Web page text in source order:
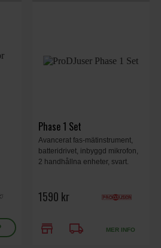
Phase 1 Set
Avancerat fas-mätinstrument,
batteridrivet, inbyggd mikrofon,
2 handhållna enheter, svart.
1590 kr
store local_shipping MER INFO